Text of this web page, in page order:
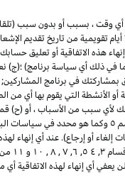
أي وقت ، بسبب أو بدون سبب
القانون المعمول به) ، من خلال إعطاء الطرف الآخر إشعارا كتابيا
هذه الاتفاقية أو تعليق
آخر لهذه الاتفاقية (بما في ذلك أي
بمشاركتك في برنامج
الأنشطة التي يقوم بها أي من
سبب من الأسباب ، أو (ح)
للمشاركين. لتجنب الشك وعلى سبيل المثال لا الحصر لأغراض
أو إرجاع). عند أي إنهاء
ذلك
يعفي أي إنهاء لهذه